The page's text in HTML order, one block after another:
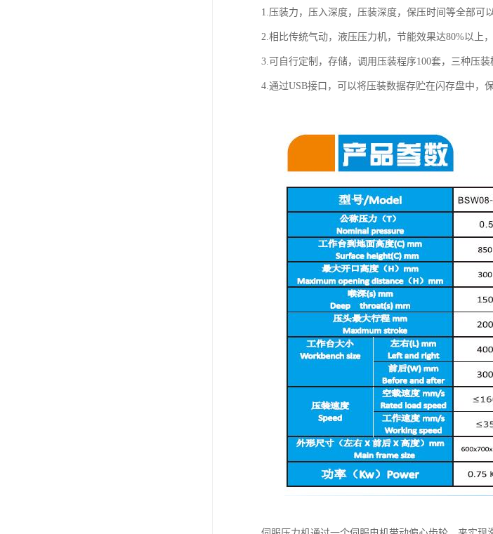
1.压装力，压入深度，压装深度，保压时间等全部可
2.相比传统气动，液压压力机，节能效果达80%以上
3.可自行定制，存储，调用压装程序100套，三种压
4.通过USB接口，可以将压装数据存贮在闪存盘中，